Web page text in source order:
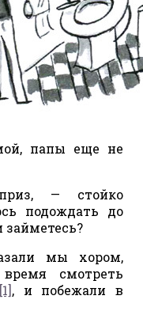
папы еще не
— стойко
подождать до
мы хором,
смотреть
[1], и побежали в